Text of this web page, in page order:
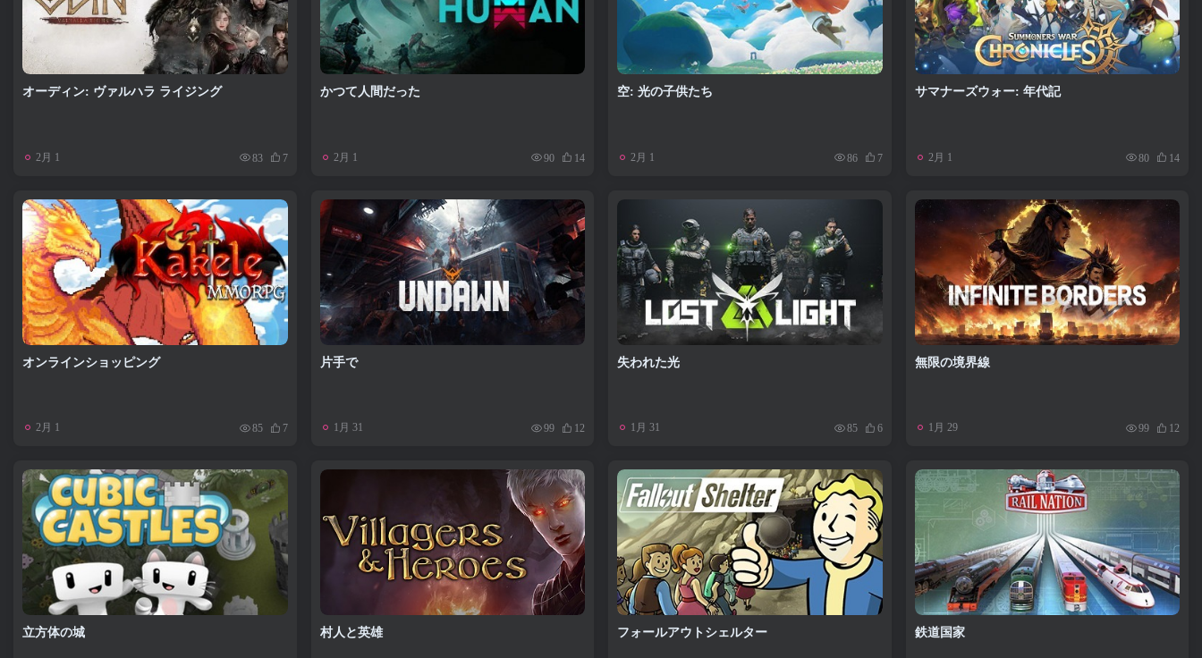
オーディン: ヴァルハラ ライジング
2月 1 83 7
かつて人間だった
2月 1 90 14
空: 光の子供たち
2月 1 86 7
サマナーズウォー: 年代記
2月 1 80 14
オンラインショッピング
2月 1 85 7
片手で
1月 31 99 12
失われた光
1月 31 85 6
無限の境界線
1月 29 99 12
立方体の城 村人と英雄 フォールアウトシェルター 鉄道国家